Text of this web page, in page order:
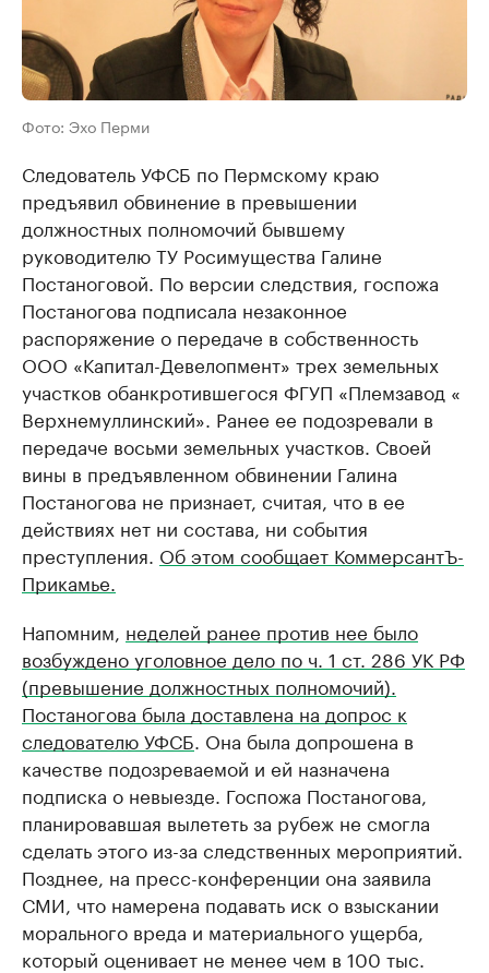
Фото: Эхо Перми
Следователь УФСБ по Пермскому краю
предъявил обвинение в превышении
должностных полномочий бывшему
руководителю ТУ Росимущества Галине
Постаноговой. По версии следствия, госпожа
Постаногова подписала незаконное
распоряжение о передаче в собственность
ООО «Капитал-Девелопмент» трех земельных
участков обанкротившегося ФГУП «Племзавод «​
Верхнемуллинский». Ранее ее подозревали в
передаче восьми земельных участков. Своей
вины в предъявленном обвинении Галина
Постаногова не признает, считая, что в ее
действиях нет ни состава, ни события
преступления. Об этом сообщает КоммерсантЪ-
Прикамье.
Напомним, неделей ранее против нее было
возбуждено уголовное дело по ч. 1 ст. 286 УК РФ
(превышение должностных полномочий).
Постаногова была доставлена на допрос к
следователю УФСБ. Она была допрошена в
качестве подозреваемой и ей назначена
подписка о невыезде. Госпожа Постаногова,
планировавшая вылететь за рубеж не смогла
сделать этого из-за следственных мероприятий.
Позднее, на пресс-конференции она заявила
СМИ, что намерена подавать иск о взыскании
морального вреда и материального ущерба,
который оценивает не менее чем в 100 тыс.